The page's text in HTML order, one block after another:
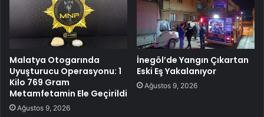
Malatya Otogarında
Uyuşturucu Operasyonu: 1
Kilo 769 Gram
Metamfetamin Ele Geçirildi
Ağustos 9, 2026
İnegöl’de Yangın Çıkartan
Eski Eş Yakalanıyor
Ağustos 9, 2026